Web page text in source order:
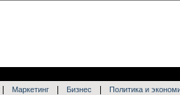
Маркетинг Бизнес Политика и